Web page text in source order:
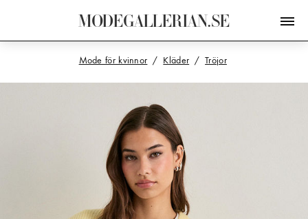
MODEGALLERIAN.SE
Mode för kvinnor Kläder Tröjor